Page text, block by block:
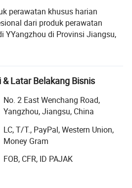
perawatan khusus harian
dari produk perawatan
YYangzhou di Provinsi Jiangsu,
dan mempromosikan produk
manusia, dengan
gigi, pasta gigi, pencuci mulut,
produk relatif lainnya. Kita
menerima pesanan terhadap
juga siap untuk menerima
merek dagang atau nama
Bidang perusahaan kami
dan jumlah karyawan
di antaranya adalah teknisi.
Latar Belakang Bisnis
No. 2 East Wenchang Road,
Yangzhou, Jiangsu, China
LC, T/T., PayPal, Western Union,
Money Gram
FOB, CFR, ID PAJAK